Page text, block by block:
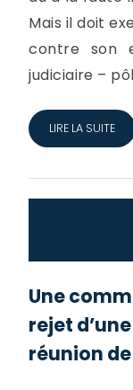
Mais il doit
contre son
judiciaire –
LIRE LA SUITE
Une
rejet
réunion de